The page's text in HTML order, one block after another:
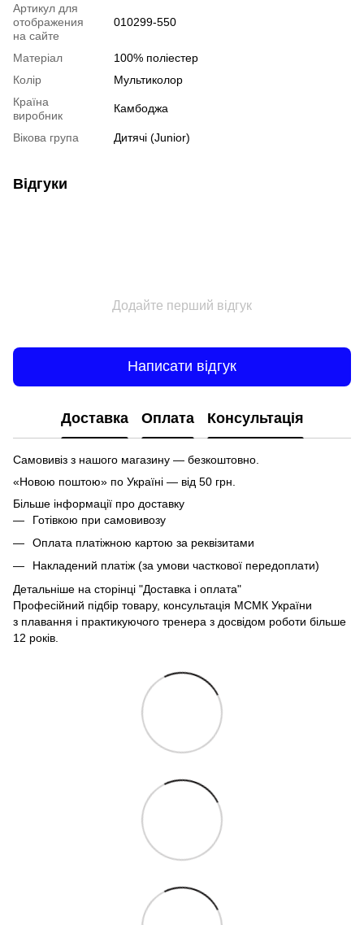
Артикул для
отображения
на сайте
010299-550
Матеріал
100% поліестер
Колір
Мультиколор
Країна
виробник
Камбоджа
Вікова група Дитячі (Junior)
Відгуки
Додайте перший відгук
Написати відгук
Доставка Оплата Консультація
Самовивіз з нашого магазину — безкоштовно.
«Новою поштою» по Україні — від 50 грн.
Більше інформації про доставку
Готівкою при самовивозу
Оплата платіжною картою за реквізитами
Накладений платіж (за умови часткової передоплати)
Детальніше на сторінці "Доставка і оплата"
Професійний підбір товару, консультація МСМК України
з плавання і практикуючого тренера з досвідом роботи більше
12 років.